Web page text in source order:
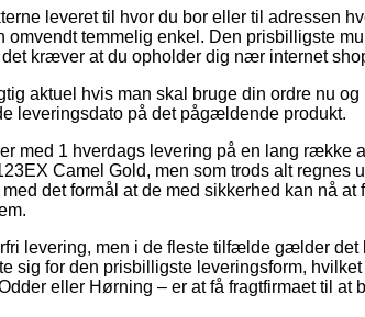
leveret til hvor du bor eller til adressen
omvendt temmelig enkel. Den prisbilligste
kræver at du opholder dig nær internet
aktuel hvis man skal bruge din ordre nu og
leveringsdato på det pågældende produkt.
med 1 hverdags levering på en lang række
Camel Gold, men som trods alt regnes
det formål at de med sikkerhed kan nå at
levering, men i de fleste tilfælde gælder det
sig for den prisbilligste leveringsform,
eller Hørning – er at få fragtfirmaet til at